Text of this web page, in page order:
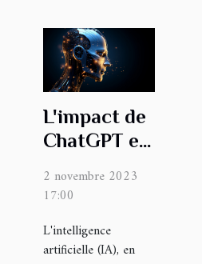
L'impact de
ChatGPT en
l'industrie
2 novembre 2023
17:00
L'intelligence
artificielle (IA), en